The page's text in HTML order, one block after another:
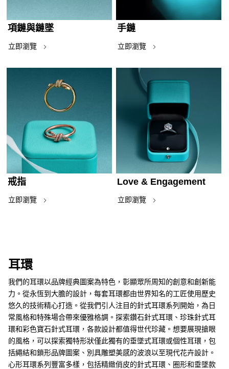
項鏈與鏈墜
立即瀏覽
手鏈
立即瀏覽
戒指
立即瀏覽
Love & Engagement
立即瀏覽
耳環
我們的耳環以品牌經典圖案為特色，彰顯眾所周知的創意和創新能
力。從永恆到大膽的設計，每套耳環都由世界知名的工匠使用歷史
悠久的技術精心打造。從我們引人注目的針式耳環系列開始，為日
常風格和特殊場合帶來優雅格調。探索鑽石針式耳環、珍珠針式耳
環和彩色寶石針式耳環，各款設計都值得世代珍藏。想要展現搶眼
的風格，可以探索獨特形狀僅此獨有的垂墜式耳環或個性耳環，包
括繩結和鎖形品牌圖案、別具雕塑美感的波浪以至現代花卉設計。
心形耳環系列豐富多樣，包括精緻俏皮的針式耳環、圈形和垂墜款